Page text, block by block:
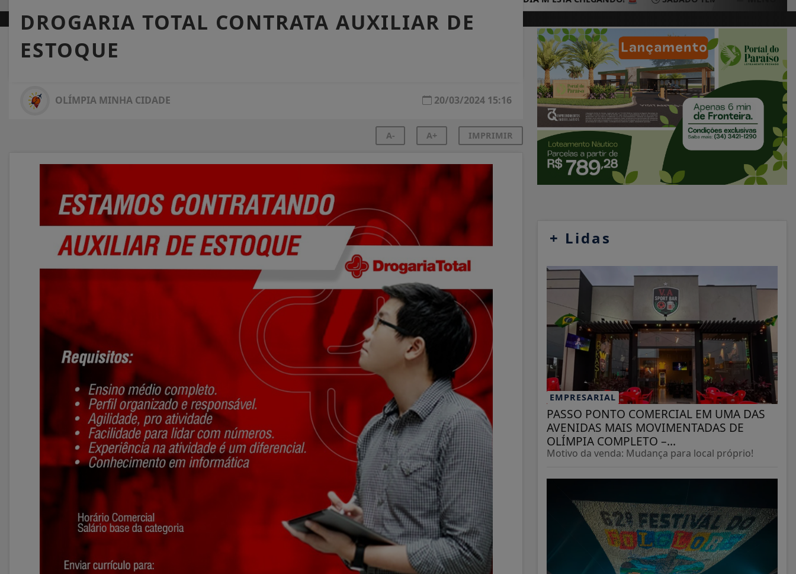
DROGARIA TOTAL CONTRATA AUXILIAR DE
ESTOQUE
OLÍMPIA MINHA CIDADE 20/03/2024 15:16
A- A+ IMPRIMIR
+ Lidas
EMPRESARIAL
PASSO PONTO COMERCIAL EM UMA DAS
AVENIDAS MAIS MOVIMENTADAS DE
OLÍMPIA COMPLETO –...
Motivo da venda: Mudança para local próprio!